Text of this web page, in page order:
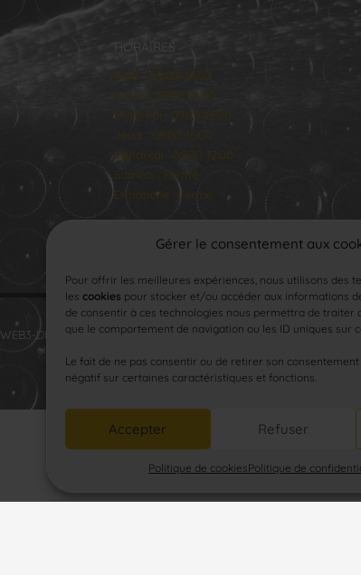
Gérer le consentement aux
Pour offrir les meilleures expériences, nous utilisons des
les cookies pour stocker et/ou accéder aux informations
de consentir à ces technologies nous permettra de traiter
que le comportement de navigation ou les ID uniques sur
Le fait de ne pas consentir ou de retirer son
négatif sur certaines caractéristiques et fonctions.
Accepter Refuser
Politique de cookiesPolitique de
HORAIRES
lundi : 09:00–16:00
Mardi : 09:00-16:00
Mercredi : 09:00-16:00
Jeudi : 09:00-16:00
Vendredi : 09:00-12:00
Samedi : Fermé
Dimanche : Fermé
WEB3-DESIGN.